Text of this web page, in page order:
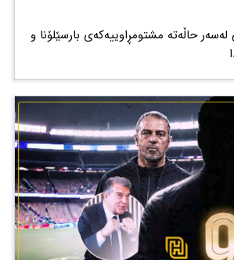
لەسەر حاڵەتە مشتومڕاوییەکەی بارسێلۆنا و